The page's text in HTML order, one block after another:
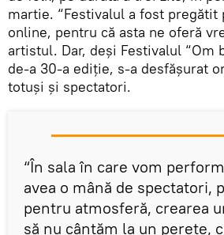
martie. “Festivalul a fost pregătit
online, pentru că asta ne oferă
artistul. Dar, deși Festivalul “Om
de-a 30-a ediție, s-a desfășurat
totuși și spectatori.
“În sala în care vom
avea o mână de spectatori,
pentru atmosferă, crearea
să nu cântăm la un perete,